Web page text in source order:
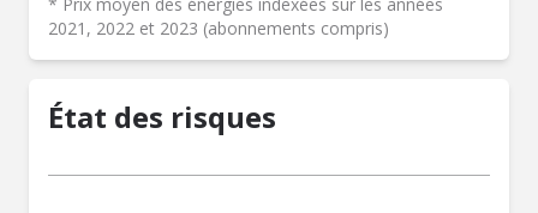
2021, 2022 et 2023 (abonnements compris)
État des risques